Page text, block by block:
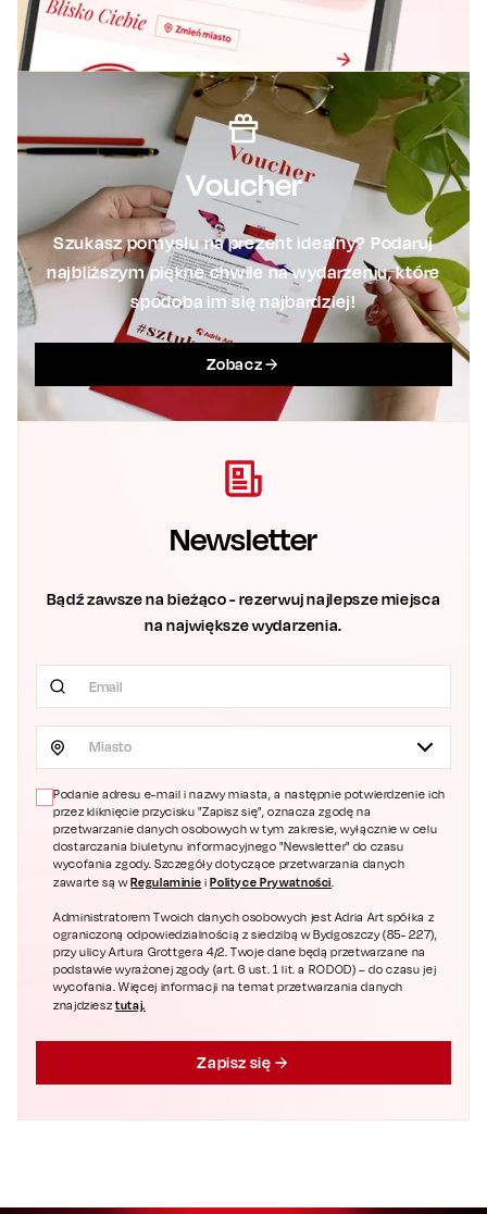
Voucher
Szukasz pomysłu na prezent idealny? Podaruj
najbliższym piękne chwile na wydarzeniu, które
spodoba im się najbardziej!
Zobacz
Newsletter
Bądź zawsze na bieżąco - rezerwuj najlepsze miejsca
na największe wydarzenia.
Miasto
Podanie adresu e-mail i nazwy miasta, a następnie potwierdzenie ich
przez kliknięcie przycisku "Zapisz się", oznacza zgodę na
przetwarzanie danych osobowych w tym zakresie, wyłącznie w celu
dostarczania biuletynu informacyjnego "Newsletter" do czasu
wycofania zgody. Szczegóły dotyczące przetwarzania danych
zawarte są wRegulaminie i Polityce Prywatności.
Administratorem Twoich danych osobowych jest Adria Art spółka z
ograniczoną odpowiedzialnością z siedzibą w Bydgoszczy (85- 227),
przy ulicy Artura Grottgera 4/2. Twoje dane będą przetwarzane na
podstawie wyrażonej zgody (art. 6 ust. 1 lit. a RODOD) – do czasu jej
wycofania. Więcej informacji na temat przetwarzania danych
znajdziesztutaj.
Zapisz się